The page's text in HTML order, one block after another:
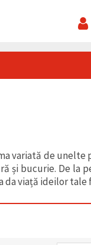
variată de
și bucurie. De la
da viață ideilor tale